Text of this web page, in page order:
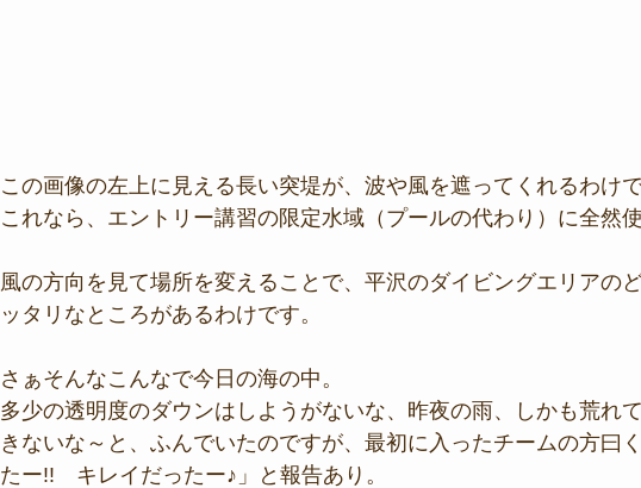
この画像の左上に見える長い突堤が、波や風を遮ってくれるわけで
これなら、エントリー講習の限定水域（プールの代わり）に全然
風の方向を見て場所を変えることで、平沢のダイビングエリアの
ッタリなところがあるわけです。
さぁそんなこんなで今日の海の中。
多少の透明度のダウンはしようがないな、昨夜の雨、しかも荒れ
きないな～と、ふんでいたのですが、最初に入ったチームの方曰
たー!!　キレイだったー♪」と報告あり。